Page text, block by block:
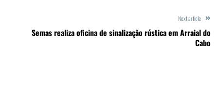
Next article
Semas realiza oficina de sinalização rústica em Arraial do
Cabo